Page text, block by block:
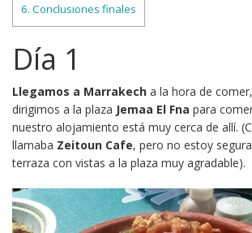
6. Conclusiones finales
Día 1
Llegamos a Marrakech a la hora de
dirigimos a la plaza Jemaa El Fna para
nuestro alojamiento está muy cerca de allí.
llamaba Zeitoun Cafe, pero no estoy
terraza con vistas a la plaza muy agradable).